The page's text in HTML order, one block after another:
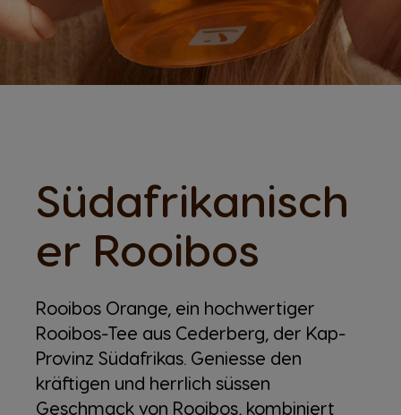
Südafrikanisch
er Rooibos
Rooibos Orange, ein hochwertiger
Rooibos-Tee aus Cederberg, der Kap-
Provinz Südafrikas. Geniesse den
kräftigen und herrlich süssen
Geschmack von Rooibos, kombiniert